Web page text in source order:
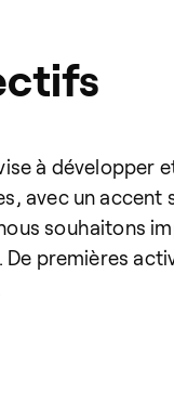
à développer
avec un accent
souhaitons
De premières